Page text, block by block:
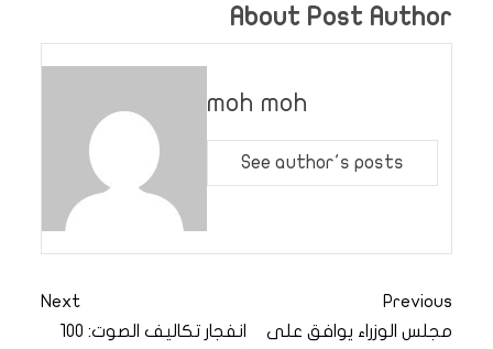
About Post Author
moh moh
See author's posts
Previous
مجلس الوزراء يوافق على
Next
انفجار تكاليف الصوت: 100